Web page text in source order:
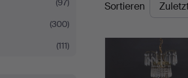
(97)
(300)
(111)
Sortieren